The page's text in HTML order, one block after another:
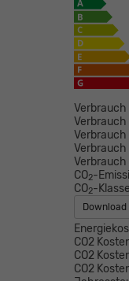
CO2-
CO2-
Download
CO2
CO2
CO2